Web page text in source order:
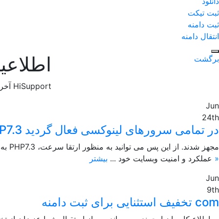
ثبت تیکت
ثبت دامنه
انتقال دامنه
آخرین اخبار HiSupport
برگشت
Jun
24th
PHP7.3 در تمامی سرورهای لینوکسی فعال گردید
عملکرد و امنیت وبسایت خود ... بیشتر »
Jun
9th
تخفیف استثنایی برای ثبت دامنه com